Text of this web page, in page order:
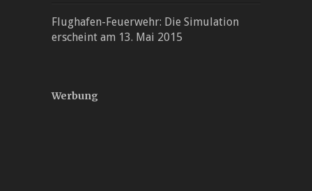
Flughafen-Feuerwehr: Die Simulation
erscheint am 13. Mai 2015
Werbung